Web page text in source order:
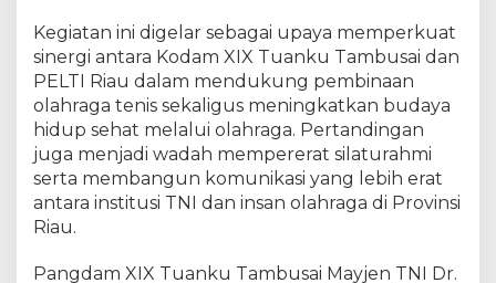
e
r
k
u
a
i
n
g
Kegiatan ini digelar sebagai upaya memperkuat
sinergi antara Kodam XIX Tuanku Tambusai dan
PELTI Riau dalam mendukung pembinaan
olahraga tenis sekaligus meningkatkan budaya
hidup sehat melalui olahraga. Pertandingan
juga menjadi wadah mempererat silaturahmi
serta membangun komunikasi yang lebih erat
antara institusi TNI dan insan olahraga di Provinsi
Riau.
Pangdam XIX Tuanku Tambusai Mayjen TNI Dr.